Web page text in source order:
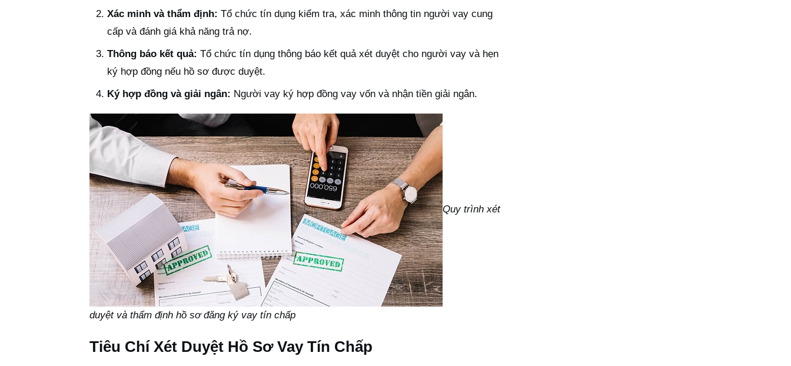
Xác minh và thẩm định: Tổ chức tín dụng kiểm tra, xác minh thông tin người vay cung
cấp và đánh giá khả năng trả nợ.
Thông báo kết quả: Tổ chức tín dụng thông báo kết quả xét duyệt cho người vay và hẹn
ký hợp đồng nếu hồ sơ được duyệt.
Ký hợp đồng và giải ngân: Người vay ký hợp đồng vay vốn và nhận tiền giải ngân.
Quy trình xét
duyệt và thẩm định hồ sơ đăng ký vay tín chấp
Tiêu Chí Xét Duyệt Hồ Sơ Vay Tín Chấp